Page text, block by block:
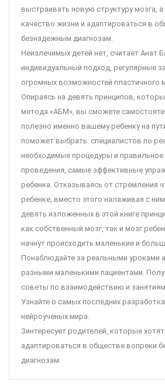
выстраивать новую структуру мозга,
качество жизни и адаптироваться в
безнадежным диагнозам.
Неизлечимых детей нет, считает Анат
индивидуальный подход, регулярные
огромных возможностей пластичного
Опираясь на девять принципов,
метода «АБМ», вы сможете
полезно именно вашему ребенку на
поможет выбрать: специалистов по
необходимые процедуры и правильное
проведения, самые эффективные
ребенка. Отказываясь от стремления
ребенке, вместо этого налаживая с
девять изложенных в этой книге
как собственный мозг, так и мозг
начнут происходить маленькие и
Понаблюдайте за реальными уроками
разными маленькими пациентами.
советы по взаимодействию и
Узнайте о самых последних
нейроученых мира.
Зинтересует родителей, которые
адаптироваться в обществе вопреки
диагнозам.